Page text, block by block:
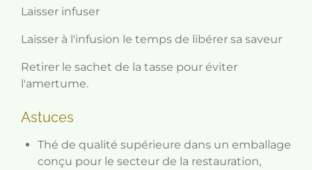
Laisser infuser
Laisser à l'infusion le temps de libérer sa saveur
Retirer le sachet de la tasse pour éviter
l'amertume.
Astuces
Thé de qualité supérieure dans un emballage
conçu pour le secteur de la restauration,